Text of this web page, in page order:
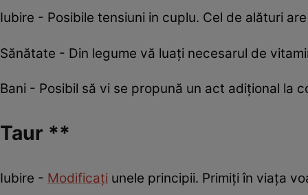
Iubire - Posibile tensiuni in cuplu. Cel de alături
Sănătate - Din legume vă luați necesarul de
Bani - Posibil să vi se propună un act adițional la
Taur **
Iubire - Modificați unele principii. Primiți în viața